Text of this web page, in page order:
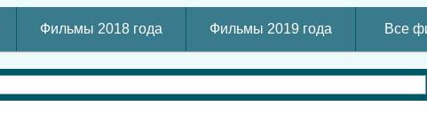
Фильмы 2018 года Фильмы 2019 года Все